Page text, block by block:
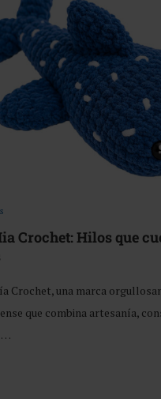
Crochet: Hilos que
Crochet, una marca
que combina artesanía,
…